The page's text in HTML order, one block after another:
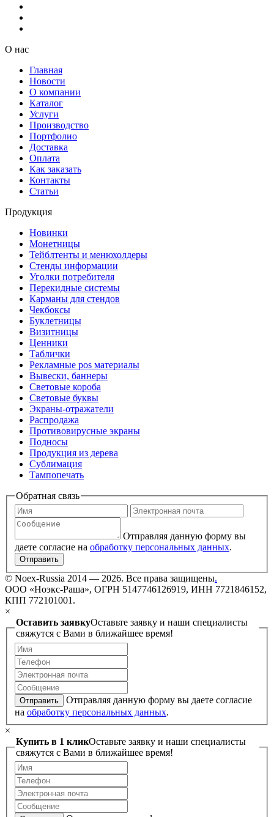
О нас
Главная
Новости
О компании
Каталог
Услуги
Производство
Портфолио
Доставка
Оплата
Как заказать
Контакты
Статьи
Продукция
Новинки
Монетницы
Тейблтенты и менюхолдеры
Стенды информации
Уголки потребителя
Перекидные системы
Карманы для стендов
Чекбоксы
Буклетницы
Визитницы
Ценники
Таблички
Рекламные pos материалы
Вывески, баннеры
Световые короба
Световые буквы
Экраны-отражатели
Распродажа
Противовирусные экраны
Подносы
Продукция из дерева
Сублимация
Тампопечать
Обратная связь
Отправляя данную форму вы
даете согласие на обработку персональных данных.
Отправить
© Noex-Russia 2014 — 2026. Все права защищены.
ООО «Ноэкс-Раша», ОГРН 5147746126919, ИНН 7721846152,
КПП 772101001.
×
Оставить заявкуОставьте заявку и наши специалисты
свяжутся с Вами в ближайшее время!
Отправить
Отправляя данную форму вы даете согласие
на обработку персональных данных.
×
Купить в 1 кликОставьте заявку и наши специалисты
свяжутся с Вами в ближайшее время!